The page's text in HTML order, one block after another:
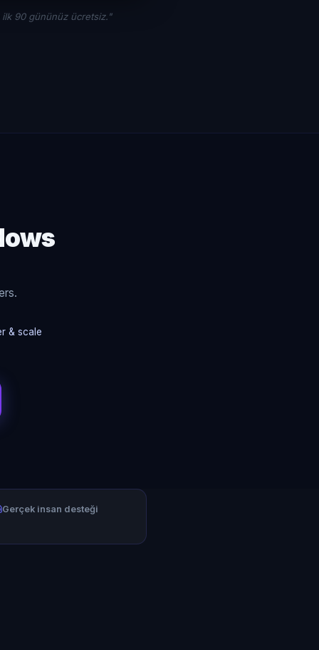
ilk 90 gününüz ücretsiz."
& scale
Gerçek insan desteği
Local Calgary stores · Same-day delivery